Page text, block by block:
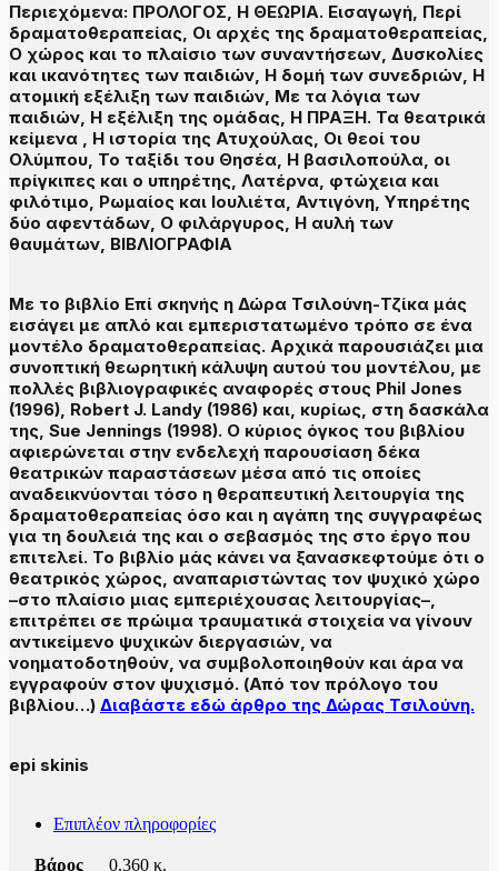
Περιεχόμενα: ΠΡΟΛΟΓΟΣ, Η ΘΕΩΡΙΑ. Εισαγωγή, Περί
δραματοθεραπείας, Οι αρχές της δραματοθεραπείας,
Ο χώρος και το πλαίσιο των συναντήσεων, Δυσκολίες
και ικανότητες των παιδιών, Η δομή των συνεδριών, Η
ατομική εξέλιξη των παιδιών, Με τα λόγια των
παιδιών, Η εξέλιξη της ομάδας, Η ΠΡΑΞΗ. Τα θεατρικά
κείμενα , Η ιστορία της Ατυχούλας, Οι θεοί του
Ολύμπου, Το ταξίδι του Θησέα, Η βασιλοπούλα, οι
πρίγκιπες και ο υπηρέτης, Λατέρνα, φτώχεια και
φιλότιμο, Ρωμαίος και Ιουλιέτα, Αντιγόνη, Υπηρέτης
δύο αφεντάδων, Ο φιλάργυρος, Η αυλή των
θαυμάτων, ΒΙΒΛΙΟΓΡΑΦΙΑ
Με το βιβλίο Επί σκηνής η Δώρα Τσιλούνη-Τζίκα μάς
εισάγει με απλό και εμπεριστατωμένο τρόπο σε ένα
μοντέλο δραματοθεραπείας. Αρχικά παρουσιάζει μια
συνοπτική θεωρητική κάλυψη αυτού του μοντέλου, με
πολλές βιβλιογραφικές αναφορές στους Phil Jones
(1996), Robert J. Landy (1986) και, κυρίως, στη δασκάλα
της, Sue Jennings (1998). Ο κύριος όγκος του βιβλίου
αφιερώνεται στην ενδελεχή παρουσίαση δέκα
θεατρικών παραστάσεων μέσα από τις οποίες
αναδεικνύονται τόσο η θεραπευτική λειτουργία της
δραματοθεραπείας όσο και η αγάπη της συγγραφέως
για τη δουλειά της και ο σεβασμός της στο έργο που
επιτελεί. Το βιβλίο μάς κάνει να ξανασκεφτούμε ότι ο
θεατρικός χώρος, αναπαριστώντας τον ψυχικό χώρο
–στο πλαίσιο μιας εμπεριέχουσας λειτουργίας–,
επιτρέπει σε πρώιμα τραυματικά στοιχεία να γίνουν
αντικείμενο ψυχικών διεργασιών, να
νοηματοδοτηθούν, να συμβολοποιηθούν και άρα να
εγγραφούν στον ψυχισμό. (Από τον πρόλογο του
βιβλίου…) Διαβάστε εδώ άρθρο της Δώρας Τσιλούνη.
epi skinis
Επιπλέον πληροφορίες
Βάρος 0.360 κ.